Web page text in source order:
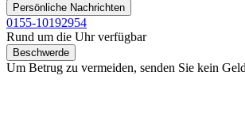
Persönliche Nachrichten
0155-10192954
Rund um die Uhr verfügbar
Beschwerde
Um Betrug zu vermeiden, senden Sie kein